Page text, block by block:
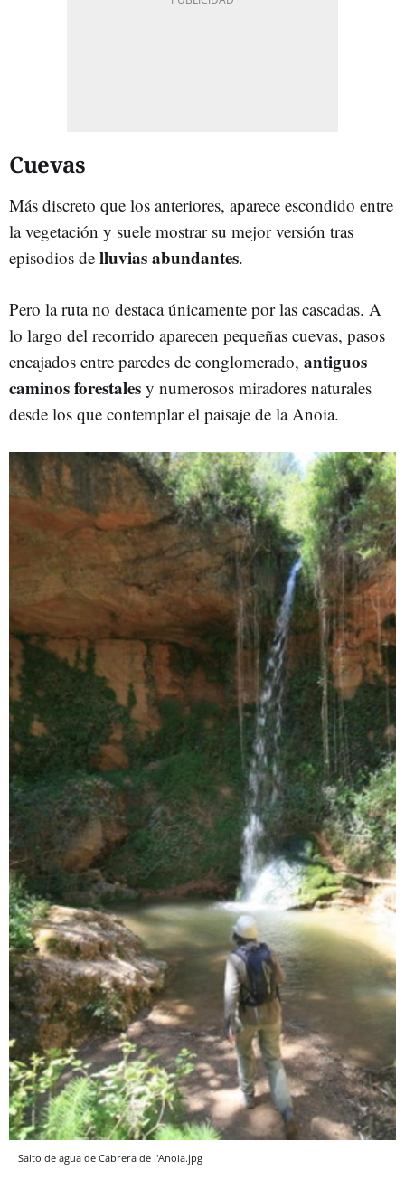
Cuevas
Más discreto que los anteriores, aparece escondido entre
la vegetación y suele mostrar su mejor versión tras
episodios de lluvias abundantes.
Pero la ruta no destaca únicamente por las cascadas. A
lo largo del recorrido aparecen pequeñas cuevas, pasos
encajados entre paredes de conglomerado, antiguos
caminos forestales y numerosos miradores naturales
desde los que contemplar el paisaje de la Anoia.
Salto de agua de Cabrera de l'Anoia.jpg